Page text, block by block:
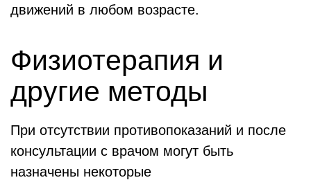
движений в любом возрасте.
Физиотерапия и
другие методы
При отсутствии противопоказаний и после
консультации с врачом могут быть
назначены некоторые